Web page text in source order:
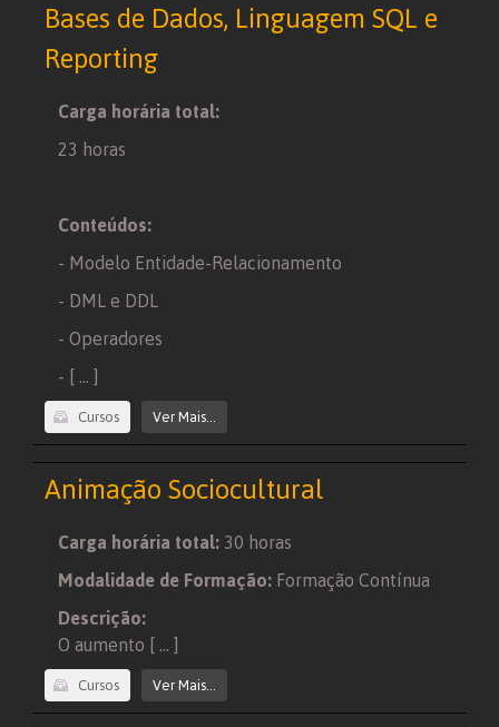
Bases de Dados, Linguagem SQL e
Reporting
Carga horária total:
23 horas
Conteúdos:
- Modelo Entidade-Relacionamento
- DML e DDL
- Operadores
- [ ... ]
Cursos Ver Mais...
Animação Sociocultural
Carga horária total: 30 horas
Modalidade de Formação: Formação Contínua
Descrição:
O aumento [ ... ]
Cursos Ver Mais...